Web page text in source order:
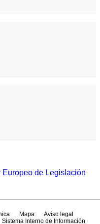
Europeo de Legislación
Mapa
Aviso legal
Sistema Interno de Información